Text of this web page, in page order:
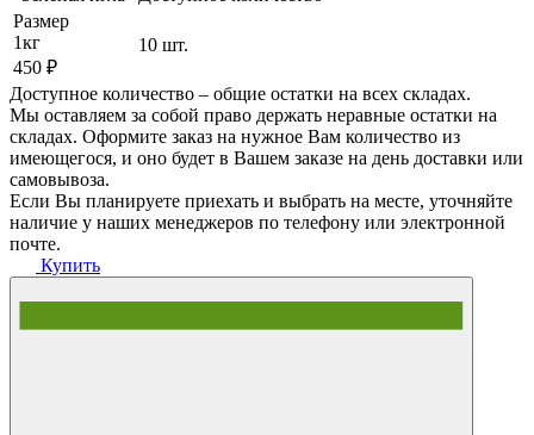
Размер
1кг
450 ₽
10 шт.
Доступное количество – общие остатки на всех складах.
Мы оставляем за собой право держать неравные остатки на
складах. Оформите заказ на нужное Вам количество из
имеющегося, и оно будет в Вашем заказе на день доставки или
самовывоза.
Если Вы планируете приехать и выбрать на месте, уточняйте
наличие у наших менеджеров по телефону или электронной
почте.
Купить